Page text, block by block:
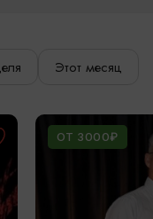
Этот месяц
ОТ 3000₽